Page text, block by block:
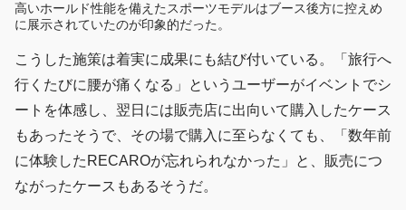
高いホールド性能を備えたスポーツモデルはブース後方に控えめ
に展示されていたのが印象的だった。
こうした施策は着実に成果にも結び付いている。「旅行へ
行くたびに腰が痛くなる」というユーザーがイベントでシ
ートを体感し、翌日には販売店に出向いて購入したケース
もあったそうで、その場で購入に至らなくても、「数年前
に体験したRECAROが忘れられなかった」と、販売につ
ながったケースもあるそうだ。